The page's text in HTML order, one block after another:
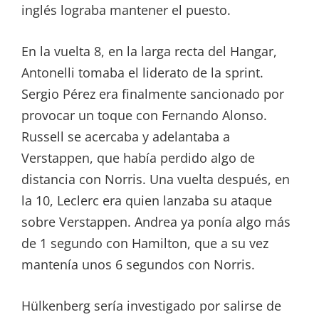
inglés lograba mantener el puesto.
En la vuelta 8, en la larga recta del Hangar,
Antonelli tomaba el liderato de la sprint.
Sergio Pérez era finalmente sancionado por
provocar un toque con Fernando Alonso.
Russell se acercaba y adelantaba a
Verstappen, que había perdido algo de
distancia con Norris. Una vuelta después, en
la 10, Leclerc era quien lanzaba su ataque
sobre Verstappen. Andrea ya ponía algo más
de 1 segundo con Hamilton, que a su vez
mantenía unos 6 segundos con Norris.
Hülkenberg sería investigado por salirse de